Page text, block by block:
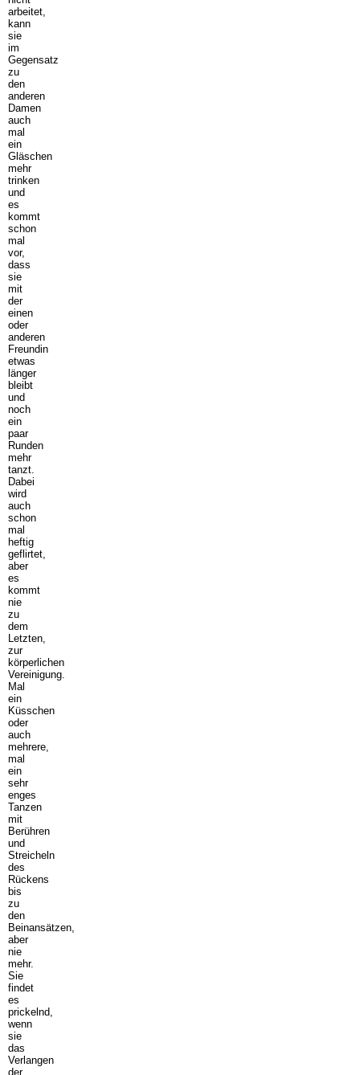
arbeitet,
kann
sie
im
Gegensatz
zu
den
anderen
Damen
auch
mal
ein
Gläschen
mehr
trinken
und
es
kommt
schon
mal
vor,
dass
sie
mit
der
einen
oder
anderen
Freundin
etwas
länger
bleibt
und
noch
ein
paar
Runden
mehr
tanzt.
Dabei
wird
auch
schon
mal
heftig
geflirtet,
aber
es
kommt
nie
zu
dem
Letzten,
zur
körperlichen
Vereinigung.
Mal
ein
Küsschen
oder
auch
mehrere,
mal
ein
sehr
enges
Tanzen
mit
Berühren
und
Streicheln
des
Rückens
bis
zu
den
Beinansätzen,
aber
nie
mehr.
Sie
findet
es
prickelnd,
wenn
sie
das
Verlangen
der